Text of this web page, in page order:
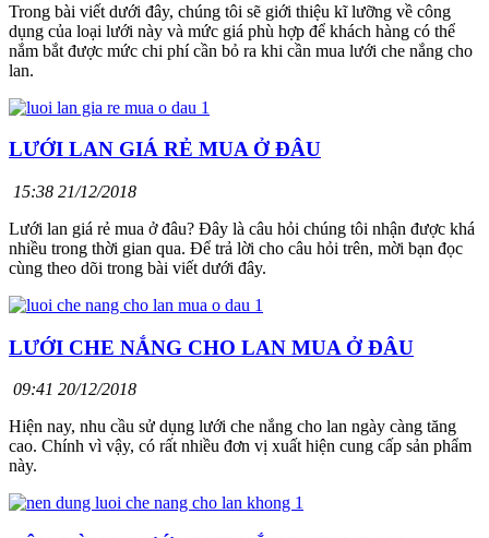
Trong bài viết dưới đây, chúng tôi sẽ giới thiệu kĩ lưỡng về công
dụng của loại lưới này và mức giá phù hợp để khách hàng có thể
nắm bắt được mức chi phí cần bỏ ra khi cần mua lưới che nắng cho
lan.
LƯỚI LAN GIÁ RẺ MUA Ở ĐÂU
15:38 21/12/2018
Lưới lan giá rẻ mua ở đâu? Đây là câu hỏi chúng tôi nhận được khá
nhiều trong thời gian qua. Để trả lời cho câu hỏi trên, mời bạn đọc
cùng theo dõi trong bài viết dưới đây.
LƯỚI CHE NẮNG CHO LAN MUA Ở ĐÂU
09:41 20/12/2018
Hiện nay, nhu cầu sử dụng lưới che nắng cho lan ngày càng tăng
cao. Chính vì vậy, có rất nhiều đơn vị xuất hiện cung cấp sản phẩm
này.